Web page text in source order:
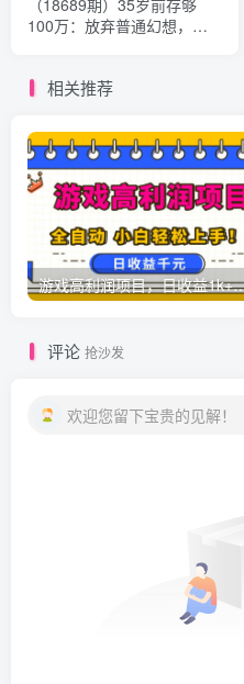
（18689期）35岁前存够
100万：放弃普通幻想，从
相关推荐
游戏高利润项目，日收益1k+，全自动，
评论 抢沙发
欢迎您留下宝贵的见解！